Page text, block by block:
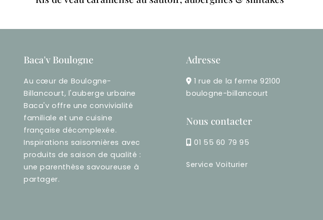
Baca'v Boulogne
Au cœur de Boulogne-
Billancourt, l'auberge urbaine
Baca'v offre une convivialité
familiale et une cuisine
française décomplexée.
Inspirations saisonnières avec
produits de saison de qualité :
une parenthèse savoureuse à
partager.
Adresse
1 rue de la ferme 92100
boulogne-billancourt
Nous contacter
01 55 60 79 95
Service Voiturier